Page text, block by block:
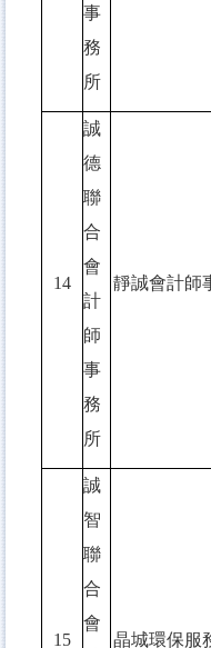
事
務
所
14
誠
德
聯
合
會
計
師
事
務
所
靜誠會計師
15
誠
智
聯
合
會
晶城環保服